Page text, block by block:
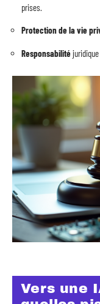
prises.
Protection de la vie
Responsabilité
Vers une